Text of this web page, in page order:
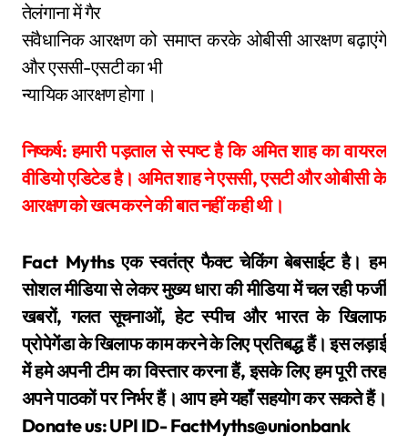
तेलंगाना में गैर
संवैधानिक आरक्षण को समाप्त करके ओबीसी आरक्षण बढ़ाएंगे
और एससी-एसटी का भी
न्यायिक आरक्षण होगा।
निष्कर्ष: हमारी पड़ताल से स्पष्ट है कि अमित शाह का वायरल
वीडियो एडिटेड है। अमित शाह ने एससी, एसटी और ओबीसी के
आरक्षण को खत्म करने की बात नहीं कही थी।
Fact Myths एक स्वतंत्र फैक्ट चेकिंग बेबसाईट है। हम
सोशल मीडिया से लेकर मुख्य धारा की मीडिया में चल रही फर्जी
खबरों, गलत सूचनाओं, हेट स्पीच और भारत के खिलाफ
प्रोपेगेंडा के खिलाफ काम करने के लिए प्रतिबद्ध हैं। इस लड़ाई
में हमे अपनी टीम का विस्तार करना हैं, इसके लिए हम पूरी तरह
अपने पाठकों पर निर्भर हैं। आप हमे यहाँ सहयोग कर सकते हैं।
Donate us: UPI ID- FactMyths@unionbank